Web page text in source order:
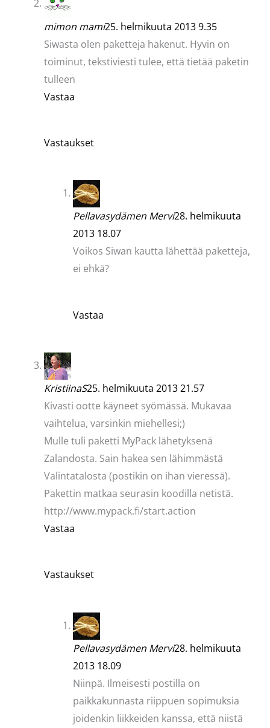
mimon mami25. helmikuuta 2013 9.35
Siwasta olen paketteja hakenut. Hyvin on
toiminut, tekstiviesti tulee, että tietää paketin
tulleen
Vastaa
Vastaukset
Pellavasydämen Mervi28. helmikuuta
2013 18.07
Voikos Siwan kautta lähettää paketteja,
ei ehkä?
Vastaa
KristiinaS25. helmikuuta 2013 21.57
Kivasti ootte käyneet syömässä. Mukavaa
vaihtelua, varsinkin miehellesi;)
Mulle tuli paketti MyPack lähetyksenä
Zalandosta. Sain hakea sen lähimmästä
Valintatalosta (postikin on ihan vieressä).
Pakettin matkaa seurasin koodilla netistä.
http://www.mypack.fi/start.action
Vastaa
Vastaukset
Pellavasydämen Mervi28. helmikuuta
2013 18.09
Niinpä. Ilmeisesti postilla on
paikkakunnasta riippuen sopimuksia
joidenkin liikkeiden kanssa, että niistä